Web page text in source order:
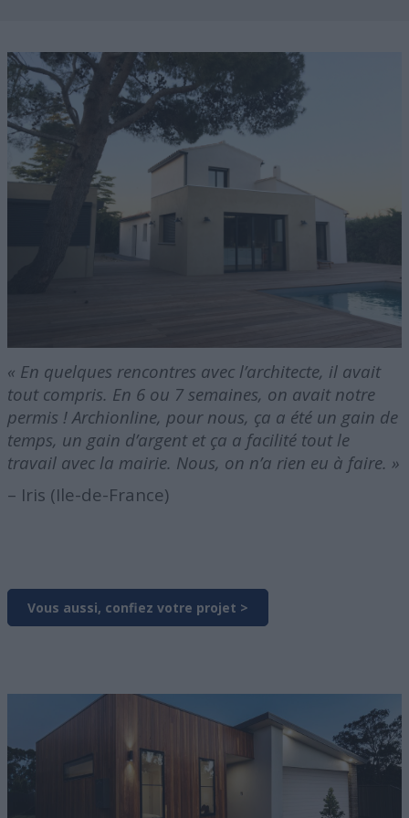
« En quelques rencontres avec l’architecte, il avait
tout compris. En 6 ou 7 semaines, on avait notre
permis ! Archionline, pour nous, ça a été un gain de
temps, un gain d’argent et ça a facilité tout le
travail avec la mairie. Nous, on n’a rien eu à faire. »
– Iris (Ile-de-France)
Vous aussi, confiez votre projet >